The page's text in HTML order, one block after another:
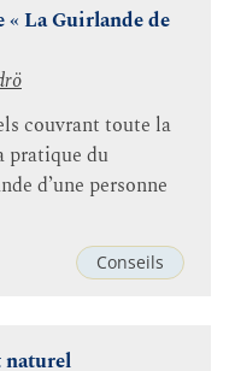
La Guirlande de
couvrant toute la
pratique du
d’une personne
Conseils
naturel